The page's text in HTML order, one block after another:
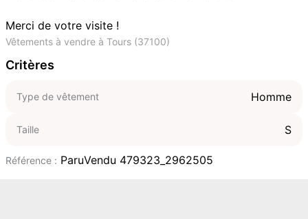
Merci de votre visite !
Vêtements à vendre à Tours (37100)
Critères
Type de vêtement Homme
Taille S
Référence : ParuVendu 479323_2962505